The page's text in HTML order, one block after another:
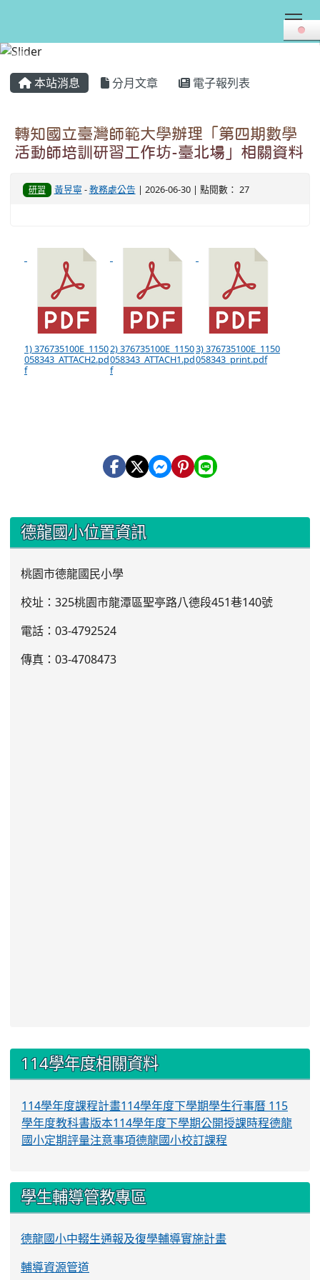
本站消息 分月文章 電子報列表
轉知國立臺灣師範大學辦理「第四期數學
活動師培訓研習工作坊-臺北場」相關資料
研習 黃昱寧 -教務處公告 | 2026-06-30 | 點閱數： 27
1) 376735100E_1150
058343_ATTACH2.pd
f
2) 376735100E_1150
058343_ATTACH1.pd
f
3) 376735100E_1150
058343_print.pdf
::: 德龍國小位置資訊
桃園市德龍國民小學
校址：325桃園市龍潭區聖亭路八德段451巷140號
電話：03-4792524
傳真：03-4708473
::: 114學年度相關資料
114學年度課程計畫114學年度下學期學生行事曆 115
學年度教科書版本114學年度下學期公開授課時程德龍
國小定期評量注意事項德龍國小校訂課程
學生輔導管教專區
德龍國小中輟生通報及復學輔導實施計畫
輔導資源管道